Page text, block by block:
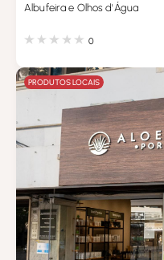
Albufeira e Olhos d'Água
0
PRODUTOS LOCAIS